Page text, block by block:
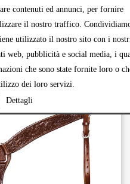
contenuti ed annunci, per fornire
il nostro traffico.
utilizzato il nostro sito con i
web, pubblicità e social media, i
che sono state fornite loro o
dei loro servizi.
Dettagli
